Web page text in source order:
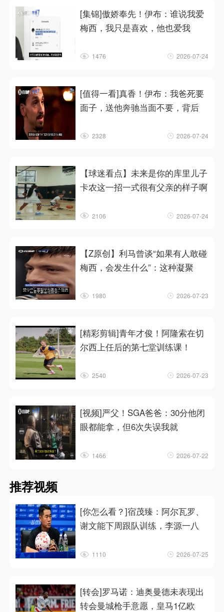
[集锦]傲娇奉先！伊布：谁说我爱
梅西，我只是喜欢，他也爱我
1476 2026-07-24
[值得一看]真香！伊布：我爸死要
面子，送他奔驰当面不要，背后
2328 2026-07-24
【球迷看点】未来是你的库里儿子
卡农这一招一式很有父亲的样子啊
2106 2026-07-24
【Z原创】利马曾谈“如果有人敢碰
梅西，会发生什么”：这种凝聚
1980 2026-07-23
[精彩剪辑]青年才俊！阿隆索在切
尔西上任后的第七堂训练课！
2540 2026-07-23
[视频]严父！SGA爸爸：30分他闭
眼都能拿，但6次失误我就
1466 2026-07-22
推荐视频
[你怎么看？]宿茂臻：阿尔瓦罗、
谢文能下周跟队训练，李源一八
1110 2026-07-25
[转会]罗马诺：迪奥曼德未表现出
转会曼城枪手意愿，皇马1亿欧